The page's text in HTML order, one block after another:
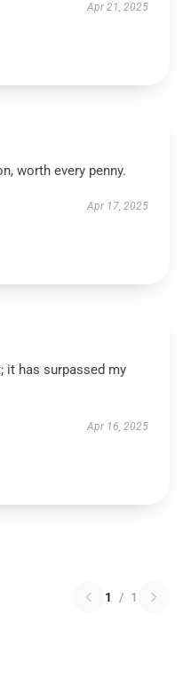
Apr 21, 2025
worth every penny.
Apr 17, 2025
it has surpassed my
Apr 16, 2025
1 / 1